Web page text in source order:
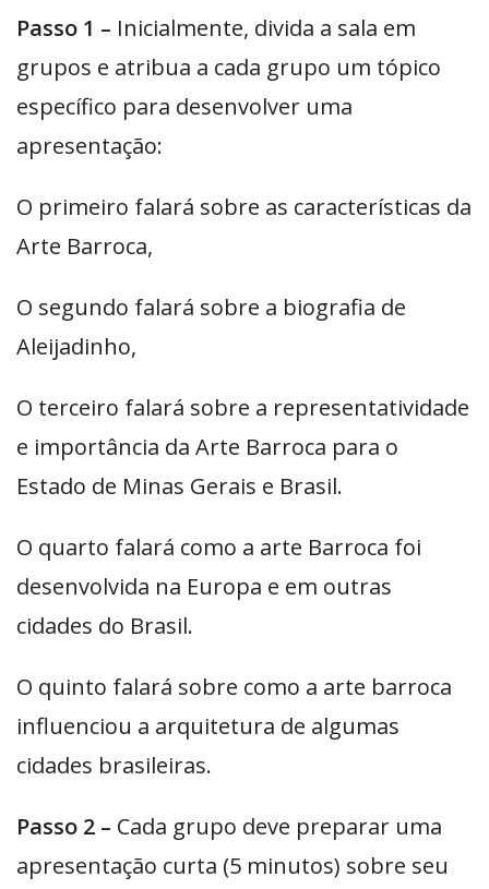
Passo 1 – Inicialmente, divida a sala em
grupos e atribua a cada grupo um tópico
específico para desenvolver uma
apresentação:
O primeiro falará sobre as características da
Arte Barroca,
O segundo falará sobre a biografia de
Aleijadinho,
O terceiro falará sobre a representatividade
e importância da Arte Barroca para o
Estado de Minas Gerais e Brasil.
O quarto falará como a arte Barroca foi
desenvolvida na Europa e em outras
cidades do Brasil.
O quinto falará sobre como a arte barroca
influenciou a arquitetura de algumas
cidades brasileiras.
Passo 2 – Cada grupo deve preparar uma
apresentação curta (5 minutos) sobre seu